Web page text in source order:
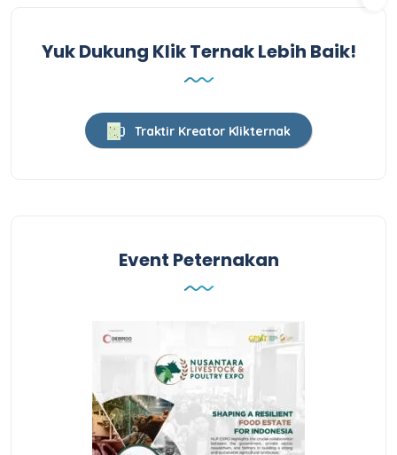
Yuk Dukung Klik Ternak Lebih Baik!
Traktir Kreator Klikternak
Event Peternakan